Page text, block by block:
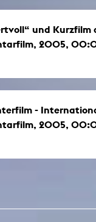
und
2005,
-
2005,